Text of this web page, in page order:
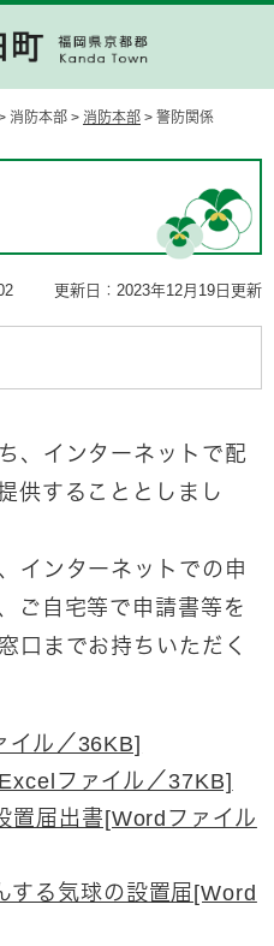
消防本部 > 消防本部 > 警防関係
更新日：2023年12月19日更新
、インターネットで配
供することとしまし
インターネットでの申
ご自宅等で申請書等を
口までお持ちいただく
イル／36KB]
ファイル／37KB]
置届出書[Wordファイル
する気球の設置届[Word